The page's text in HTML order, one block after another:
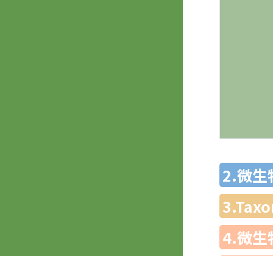
2.微生
4.微生